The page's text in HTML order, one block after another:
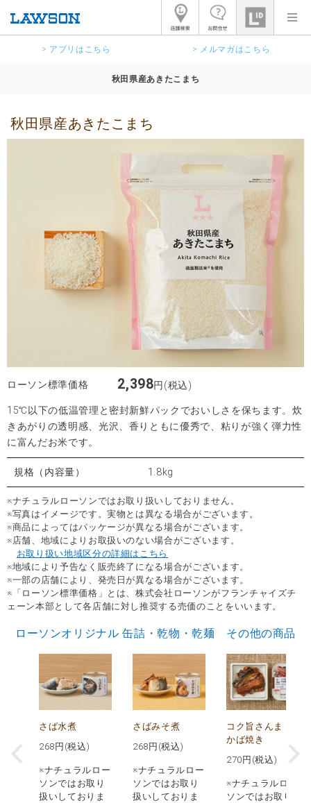
> アプリはこちら > メルマガはこちら
秋田県産あきたこまち
秋田県産あきたこまち
ローソン標準価格 2,398円(税込)
15℃以下の低温管理と密封新鮮パックでおいしさを保ちます。炊
きあがりの透明感、光沢、香りともに優秀で、粘りが強く弾力性
に富んだお米です。
規格（内容量） 1.8kg
※ナチュラルローソンではお取り扱いしておりません。
※写真はイメージです。実物とは異なる場合がございます。
※商品によってはパッケージが異なる場合がございます。
※店舗、地域によりお取扱いのない場合がございます。
お取り扱い地域区分の詳細はこちら
※地域により予告なく販売終了になる場合がございます。
※一部の店舗により、発売日が異なる場合がございます。
※「ローソン標準価格」とは、株式会社ローソンがフランチャイズチ
ェーン本部として各店舗に対し推奨する売価のことをいいます。
ローソンオリジナル 缶詰・乾物・乾麺 その他の商品
さば水煮
268 円(税込)
※ナチュラルロー
ソンではお取り
扱いしておりま
さばみそ煮
268 円(税込)
※ナチュラルロー
ソンではお取り
扱いしておりま
コク旨さんま
かば焼き
270 円(税込)
※ナチュラルロー
ソンではお取り